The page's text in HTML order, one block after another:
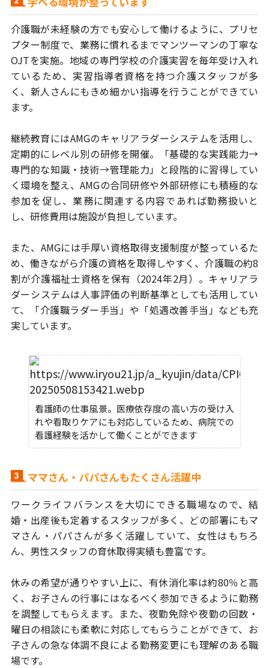
介護職が未経験の方でも安心して働けるように、プリセ
プター制度で、 業務に慣れるまでマンツーマンの丁寧な
OJTを実施。地域の専門学校の介護実習を毎年受け入れ
ているため、実習指導者資格を持つ介護スタッフが多
く、 新人さんにもきめ細かい指導を行うことができてい
ます。
継続教育にはAMGのキャリアラダーシステムを活用し、
定期的にレベル別の研修を開催。「基礎的な実践能力→
専門的な知識・技術→管理能力」と段階的に習得してい
く環境を整え、AMGの合同研修や外部研修にも積極的な
参加を促し、業務に関連する内容であれば勤務扱いと
し、研修費用は施設が負担しています。
また、AMGには手厚い資格取得支援制度が整っているた
め、働きながら介護の資格を取得しやすく、介護職の約8
割が介護福祉士資格を保有（2024年2月）。 キャリアラ
ダーシステムは人事評価の判断基準としても活用してい
て、
「介護職ラダー手当」や「処遇改善手当」なども充
実しています。
看護師の仕事風景。医療依存度の高い方の受け入
れや看取りケアにも対応しているため、病院での
看護経験を活かして働くことができます
ママさん・パパさんもたくさん活躍中
ワークライフバランスを大切にできる職場なので、結
婚・出産後も定着するスタッフが多く、どの部署にもマ
マさん・パパさんが多く活躍していて、 女性はもちろ
ん、男性スタッフの育休取得実績も豊富です。
休みの希望が通りやすい上に、有休消化率は約80％と高
く、 お子さんの行事にはなるべく参加できるように勤務
を調整してもらえます。 また、夜勤免除や夜勤の回数・
曜日の相談にも柔軟に対応してもらうことができて、お
子さんの急な体調不良による勤務変更にも理解のある職
場です。